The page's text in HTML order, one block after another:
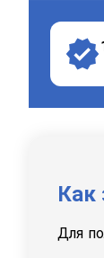
Как
Для